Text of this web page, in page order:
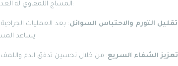
المساج اللمفاوي له العديد من الفوائد الهامة خاصة بعد العمليات الجراحية، ومن أهم هذه الفوائد:
تقليل التورم والاحتباس السوائل: بعد العمليات
يساعد المساج اللمفاوي في تحفيز الجهاز اللمفاوي لإزالة هذه السوائل بشكل فعال·
تعزيز الشفاء السريع: من خلال تحسين تدفق الدم